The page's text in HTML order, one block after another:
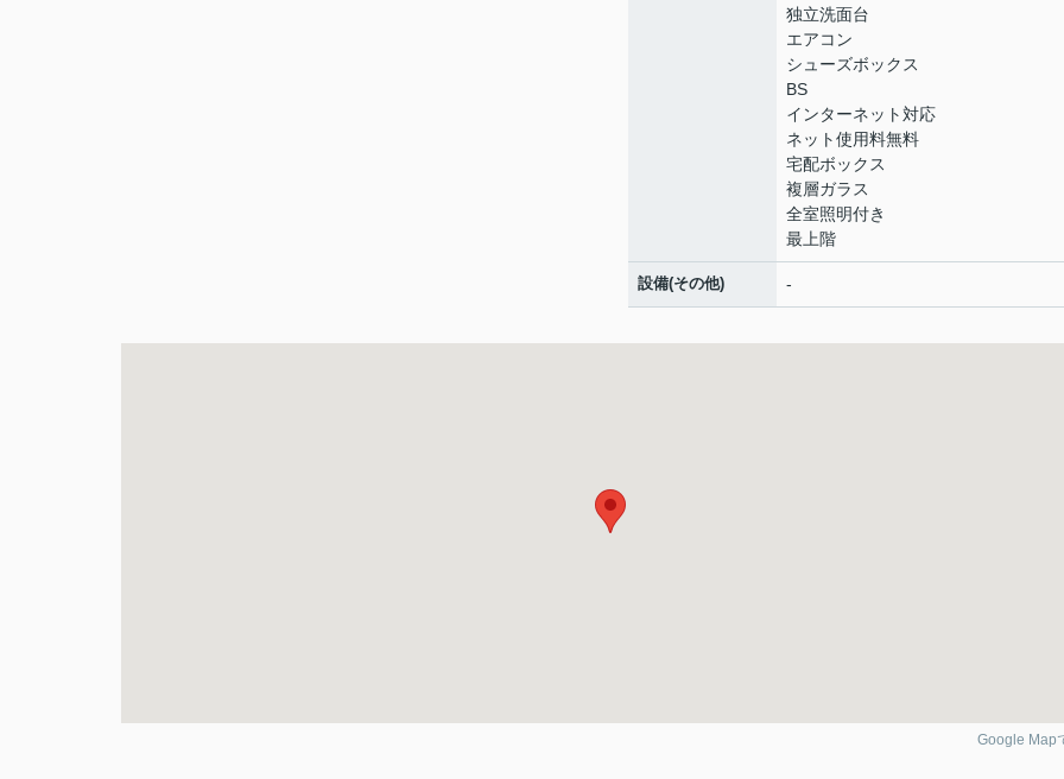
独立洗面台
エアコン
シューズボックス
BS
インターネット対応
ネット使用料無料
宅配ボックス
複層ガラス
全室照明付き
最上階
設備(その他) -
Google Map